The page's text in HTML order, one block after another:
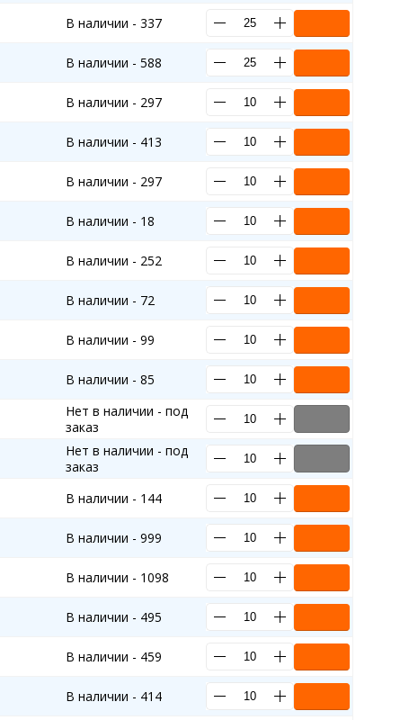
В наличии - 337
В наличии - 588
В наличии - 297
В наличии - 413
В наличии - 297
В наличии - 18
В наличии - 252
В наличии - 72
В наличии - 99
В наличии - 85
Нет в наличии - под
заказ
Нет в наличии - под
заказ
В наличии - 144
В наличии - 999
В наличии - 1098
В наличии - 495
В наличии - 459
В наличии - 414